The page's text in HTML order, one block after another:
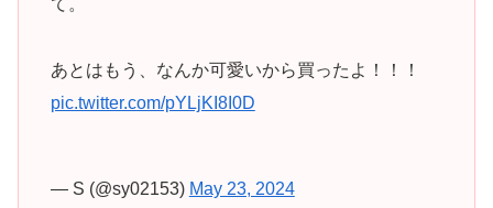
て。
あとはもう、なんか可愛いから買ったよ！！！
pic.twitter.com/pYLjKI8I0D
— S (@sy02153) May 23, 2024